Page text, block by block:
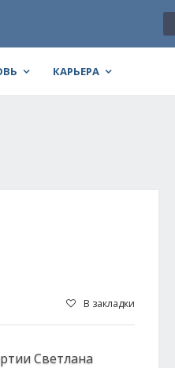
КАРЬЕРА
В закладки
Светлана